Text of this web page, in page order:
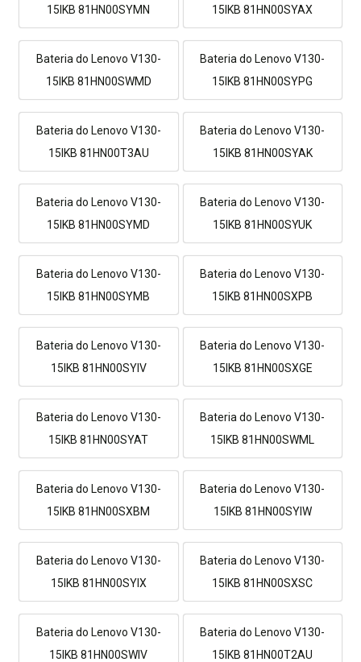
15IKB 81HN00SYMN
15IKB 81HN00SYAX
Bateria do Lenovo V130-
15IKB 81HN00SWMD
Bateria do Lenovo V130-
15IKB 81HN00SYPG
Bateria do Lenovo V130-
15IKB 81HN00T3AU
Bateria do Lenovo V130-
15IKB 81HN00SYAK
Bateria do Lenovo V130-
15IKB 81HN00SYMD
Bateria do Lenovo V130-
15IKB 81HN00SYUK
Bateria do Lenovo V130-
15IKB 81HN00SYMB
Bateria do Lenovo V130-
15IKB 81HN00SXPB
Bateria do Lenovo V130-
15IKB 81HN00SYIV
Bateria do Lenovo V130-
15IKB 81HN00SXGE
Bateria do Lenovo V130-
15IKB 81HN00SYAT
Bateria do Lenovo V130-
15IKB 81HN00SWML
Bateria do Lenovo V130-
15IKB 81HN00SXBM
Bateria do Lenovo V130-
15IKB 81HN00SYIW
Bateria do Lenovo V130-
15IKB 81HN00SYIX
Bateria do Lenovo V130-
15IKB 81HN00SXSC
Bateria do Lenovo V130-
15IKB 81HN00SWIV
Bateria do Lenovo V130-
15IKB 81HN00T2AU